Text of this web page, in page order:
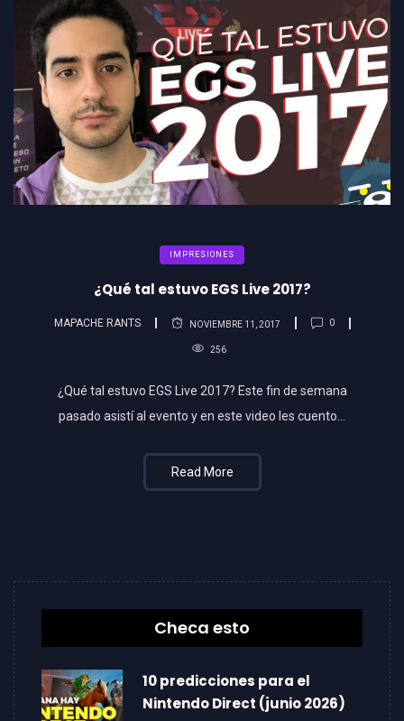
IMPRESIONES
¿Qué tal estuvo EGS Live 2017?
MAPACHE RANTS NOVIEMBRE 11, 2017 0
256
¿Qué tal estuvo EGS Live 2017? Este fin de semana
pasado asistí al evento y en este video les cuento…
Read More
Checa esto
10 predicciones para el
Nintendo Direct (junio 2026)